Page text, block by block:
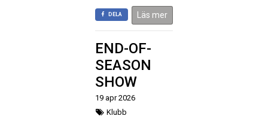
DELA Läs mer
END-OF-
SEASON
SHOW
19 apr 2026
Klubb